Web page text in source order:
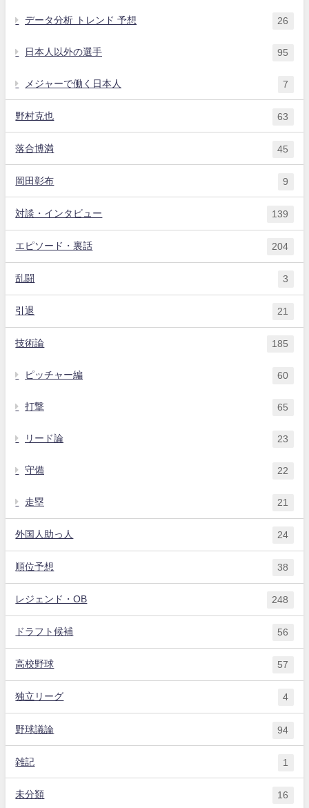
データ分析 トレンド 予想 26
日本人以外の選手 95
メジャーで働く日本人 7
野村克也 63
落合博満 45
岡田彰布 9
対談・インタビュー 139
エピソード・裏話 204
乱闘 3
引退 21
技術論 185
ピッチャー編 60
打撃 65
リード論 23
守備 22
走塁 21
外国人助っ人 24
順位予想 38
レジェンド・OB 248
ドラフト候補 56
高校野球 57
独立リーグ 4
野球議論 94
雑記 1
未分類 16